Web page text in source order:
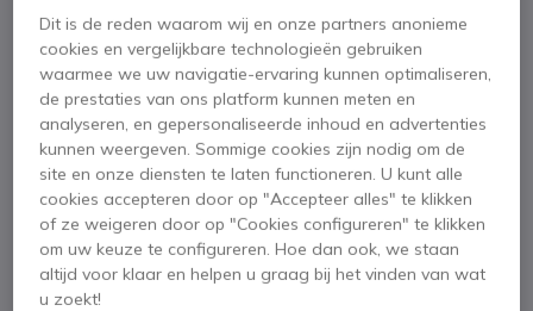
Aantal
IN WINKELWAGEN
OFFERTE BINNEN 4 UUR
Niet op voorraad
3 producten in platformvoorraad
Levering:5-7 dagen
2 jaar Fabrieksgarantie
Dit is de reden waarom wij en onze partners anonieme
cookies en vergelijkbare technologieën gebruiken
waarmee we uw navigatie-ervaring kunnen optimaliseren,
de prestaties van ons platform kunnen meten en
analyseren, en gepersonaliseerde inhoud en advertenties
kunnen weergeven. Sommige cookies zijn nodig om de
site en onze diensten te laten functioneren. U kunt alle
cookies accepteren door op "Accepteer alles" te klikken
of ze weigeren door op "Cookies configureren" te klikken
om uw keuze te configureren. Hoe dan ook, we staan
altijd voor klaar en helpen u graag bij het vinden van wat
u zoekt!